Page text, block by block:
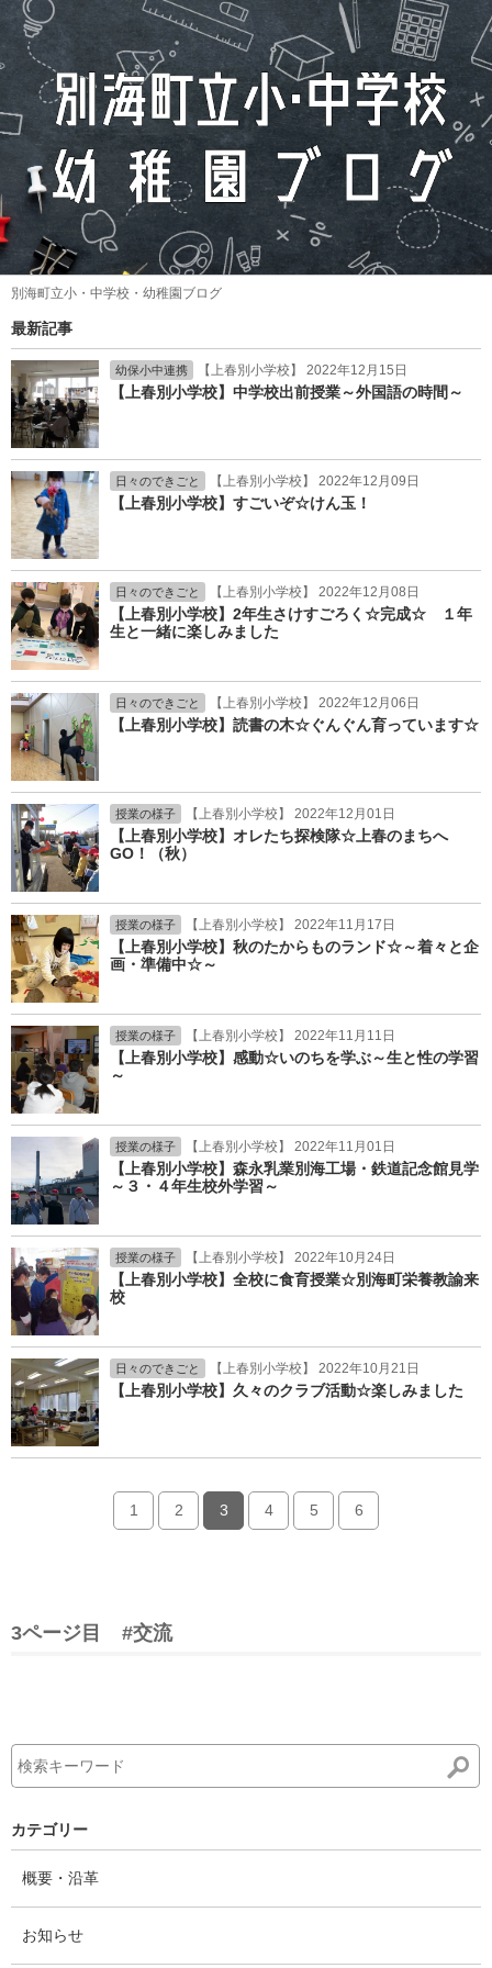
別海町立小・中学校・幼稚園ブログ
最新記事
幼保小中連携 【上春別小学校】 2022年12月15日
【上春別小学校】中学校出前授業～外国語の時間～
日々のできごと 【上春別小学校】 2022年12月09日
【上春別小学校】すごいぞ☆けん玉！
日々のできごと 【上春別小学校】 2022年12月08日
【上春別小学校】2年生さけすごろく☆完成☆ １年
生と一緒に楽しみました
日々のできごと 【上春別小学校】 2022年12月06日
【上春別小学校】読書の木☆ぐんぐん育っています☆
授業の様子 【上春別小学校】 2022年12月01日
【上春別小学校】オレたち探検隊☆上春のまちへ
GO！（秋）
授業の様子 【上春別小学校】 2022年11月17日
【上春別小学校】秋のたからものランド☆～着々と企
画・準備中☆～
授業の様子 【上春別小学校】 2022年11月11日
【上春別小学校】感動☆いのちを学ぶ～生と性の学習
～
授業の様子 【上春別小学校】 2022年11月01日
【上春別小学校】森永乳業別海工場・鉄道記念館見学
～３・４年生校外学習～
授業の様子 【上春別小学校】 2022年10月24日
【上春別小学校】全校に食育授業☆別海町栄養教諭来
校
日々のできごと 【上春別小学校】 2022年10月21日
【上春別小学校】久々のクラブ活動☆楽しみました
1 2 3 4 5 6
3ページ目 #交流
カテゴリー
概要・沿革
お知らせ